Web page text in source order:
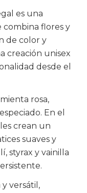
es una
combina flores y
de color y
creación unisex
desde el
rosa,
En el
crean un
suaves y
styrax y vainilla
y versátil,